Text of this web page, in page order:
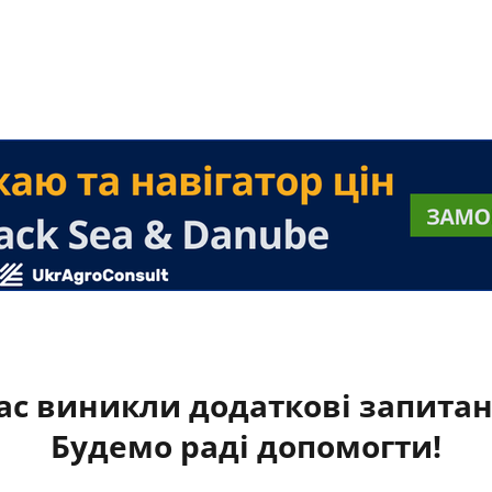
виникли додаткові
Будемо раді допомогти!